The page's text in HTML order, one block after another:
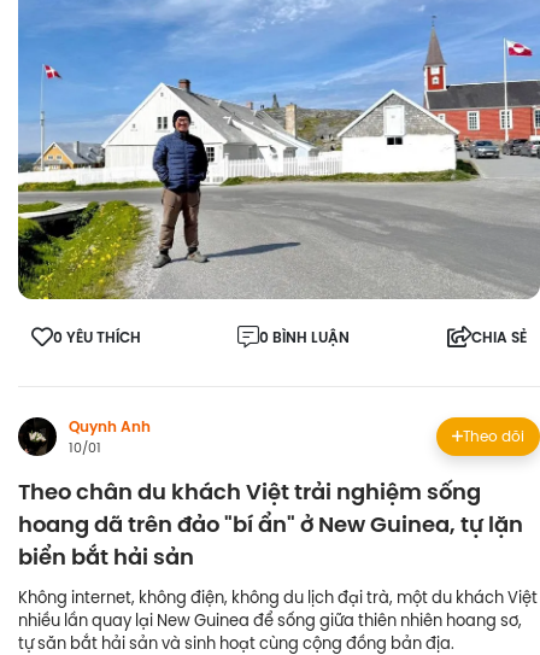
0 YÊU THÍCH 0 BÌNH LUẬN CHIA SẺ
Quynh Anh
10/01
Theo dõi
Theo chân du khách Việt trải nghiệm sống
hoang dã trên đảo "bí ẩn" ở New Guinea, tự lặn
biển bắt hải sản
Không internet, không điện, không du lịch đại trà, một du khách Việt
nhiều lần quay lại New Guinea để sống giữa thiên nhiên hoang sơ,
tự săn bắt hải sản và sinh hoạt cùng cộng đồng bản địa.